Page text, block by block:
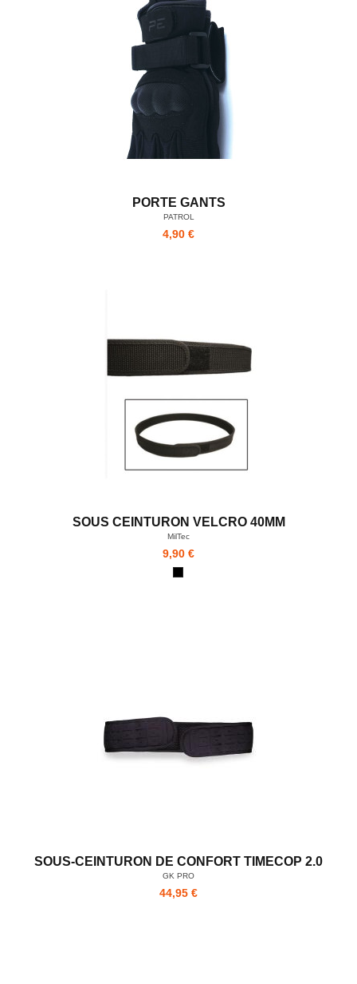
PORTE GANTS
PATROL
4,90 €
SOUS CEINTURON VELCRO 40MM
MilTec
9,90 €
SOUS-CEINTURON DE CONFORT TIMECOP 2.0
GK PRO
44,95 €